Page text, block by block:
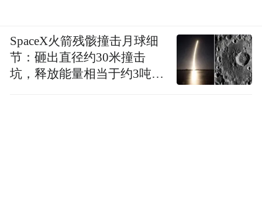
SpaceX火箭残骸撞击月球细
节：砸出直径约30米撞击
坑，释放能量相当于约3吨